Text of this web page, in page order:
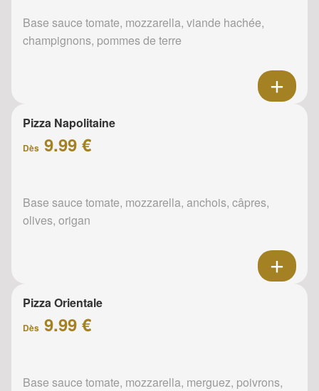
Base sauce tomate, mozzarella, viande hachée,
champignons, pommes de terre
Pizza Napolitaine
Dès 9.99 €
Base sauce tomate, mozzarella, anchois, câpres,
olives, origan
Pizza Orientale
Dès 9.99 €
Base sauce tomate, mozzarella, merguez, poivrons,